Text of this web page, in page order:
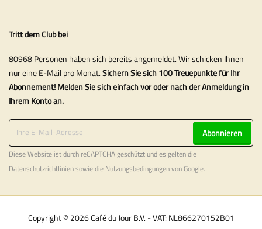
Tritt dem Club bei
80968 Personen haben sich bereits angemeldet. Wir schicken Ihnen
nur eine E-Mail pro Monat.Sichern Sie sich 100 Treuepunkte für Ihr
Abonnement! Melden Sie sich einfach vor oder nach der Anmeldung in
Ihrem Konto an.
Abonnieren
Diese Website ist durch reCAPTCHA geschützt und es gelten die
Datenschutzrichtliniensowie die Nutzungsbedingungenvon Google.
Copyright © 2026 Café du Jour B.V. - VAT: NL866270152B01